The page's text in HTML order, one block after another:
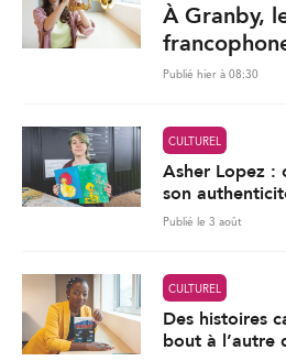
À Granby,
Publié hier à 08:30
CULTUREL
Asher Lopez :
son
Publié le 3 août
CULTUREL
Des histoires
bout à l’autre